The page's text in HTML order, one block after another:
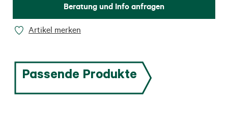
Beratung und Info anfragen
Artikel merken
Passende Produkte